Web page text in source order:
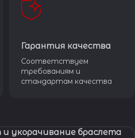
Гарантия качества
Соответствуем
требованиям и
стандартам качества
укорачивание браслета